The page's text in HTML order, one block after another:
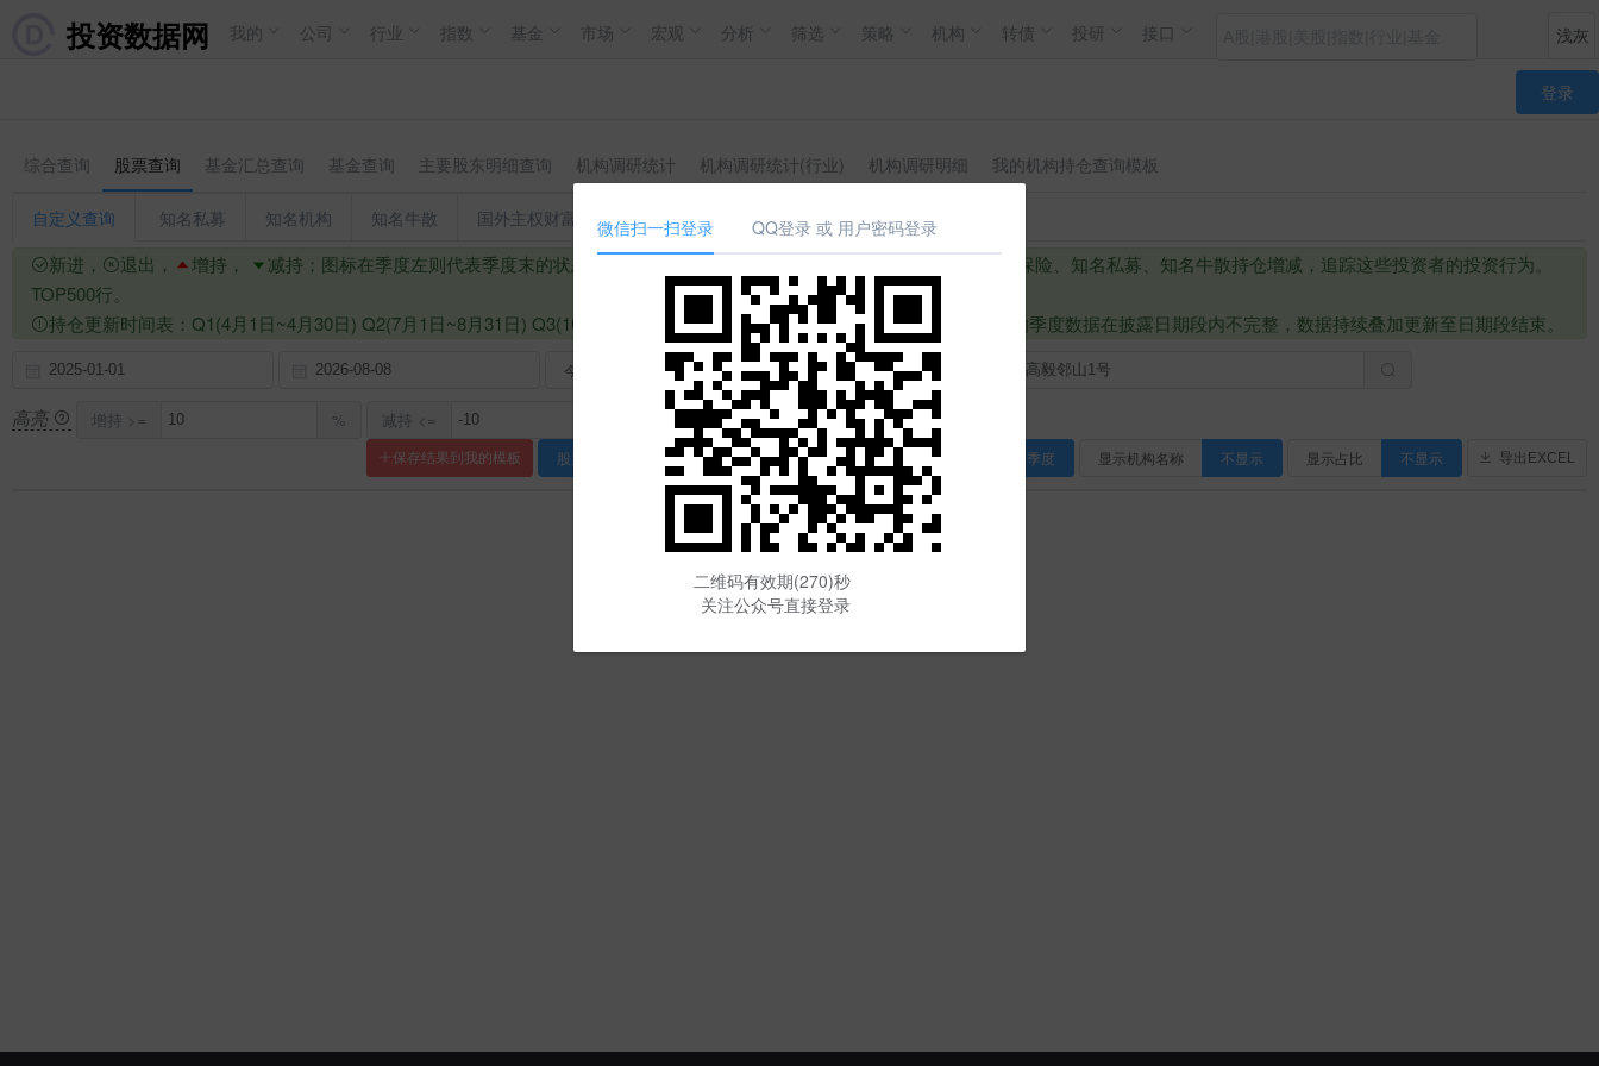
投资数据网 我的 公司 行业 指数 基金 市场 宏观 分析 筛选 策略 机构 转债 投研 接口
登录
微信扫一扫登录 QQ登录 或 用户密码登录
二维码有效期(270)秒
关注公众号直接登录
综合查询 股票查询 基金汇总查询 基金查询 主要股东明细查询 机构调研统计 机构调研统计(行业) 机构调研明细 我的机构持仓查询模板
自定义查询 知名私募 知名机构 知名牛散 国外主权财富基金 QFII 社保基金 保险 国家资金
新进， 退出， 增持，
减持；图标在季度左则代表季度末的状态，图标在季度右则代表季度初的状态，可查询国家队、保险、知名私募、知名牛散持仓增减，追踪这些投资者的投资行为。
TOP500行。
持仓更新时间表：Q1(4月1日~4月30日) Q2(7月1日~8月31日) Q3(10月1日~10月30日) Q4(1月1日~4月30日)。需注意：最新的季度数据在披露日期段内不完整，数据持续叠加更新至日期段结束。
今年以来 1年 2年 3年 10年
高亮 增持 >= % 减持 <=
保存结果到我的模板 股票 一级行业 二级行业 三级行业 季度 显示机构名称 不显示 显示占比 不显示 导出EXCEL